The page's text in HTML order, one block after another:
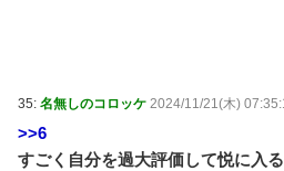
35: 名無しのコロッケ 2024/11/21(木)
>>6
すごく自分を過大評価して悦に入